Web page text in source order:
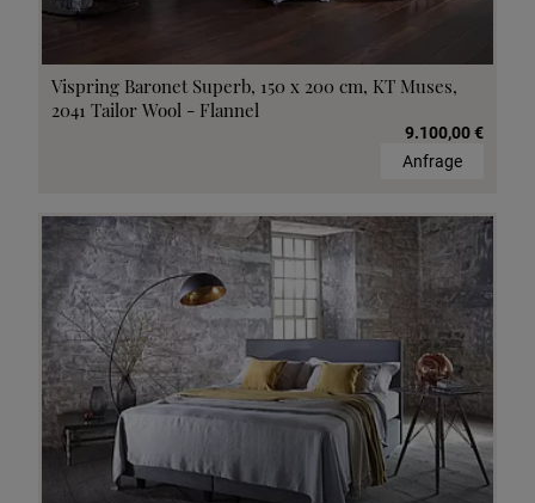
Vispring Baronet Superb, 150 x 200 cm, KT Muses,
2041 Tailor Wool - Flannel
9.100,00 €
Anfrage